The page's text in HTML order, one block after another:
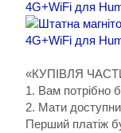
«КУПІВЛЯ
1. Вам потрібно
2. Мати
Перший платіж